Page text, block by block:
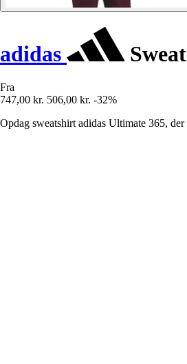
adidas
Fra
747,00 kr. 506,00 kr. -32%
Opdag sweatshirt adidas Ultimate 365,